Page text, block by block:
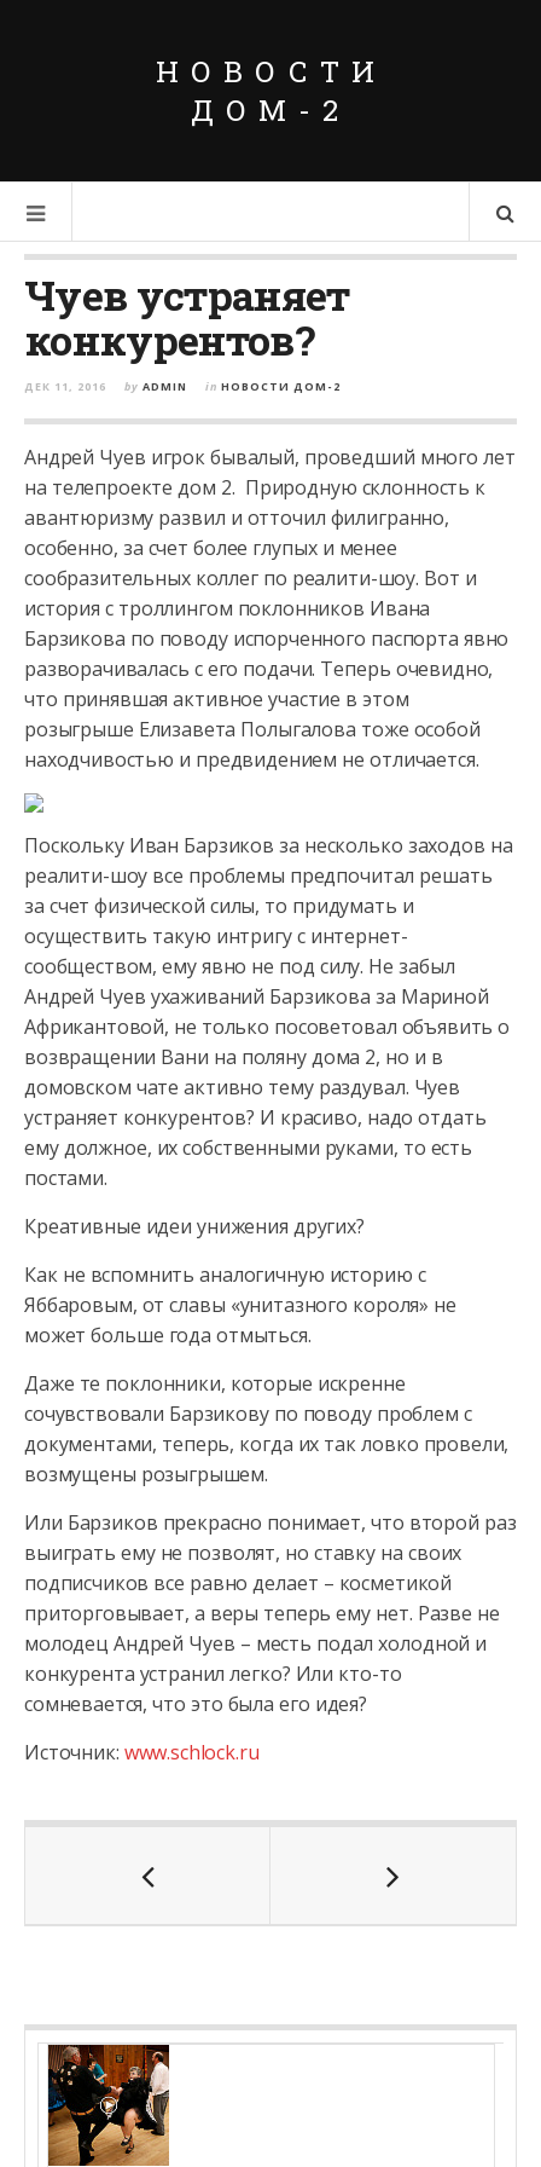
НОВОСТИ
ДОМ-2
Чуев устраняет
конкурентов?
ДЕК 11, 2016 by ADMIN in НОВОСТИ ДОМ-2
Андрей Чуев игрок бывалый, проведший много лет
на телепроекте дом 2. Природную склонность к
авантюризму развил и отточил филигранно,
особенно, за счет более глупых и менее
сообразительных коллег по реалити-шоу. Вот и
история с троллингом поклонников Ивана
Барзикова по поводу испорченного паспорта явно
разворачивалась с его подачи. Теперь очевидно,
что принявшая активное участие в этом
розыгрыше Елизавета Полыгалова тоже особой
находчивостью и предвидением не отличается.
Поскольку Иван Барзиков за несколько заходов на
реалити-шоу все проблемы предпочитал решать
за счет физической силы, то придумать и
осуществить такую интригу с интернет-
сообществом, ему явно не под силу. Не забыл
Андрей Чуев ухаживаний Барзикова за Мариной
Африкантовой, не только посоветовал объявить о
возвращении Вани на поляну дома 2, но и в
домовском чате активно тему раздувал. Чуев
устраняет конкурентов? И красиво, надо отдать
ему должное, их собственными руками, то есть
постами.
Креативные идеи унижения других?
Как не вспомнить аналогичную историю с
Яббаровым, от славы «унитазного короля» не
может больше года отмыться.
Даже те поклонники, которые искренне
сочувствовали Барзикову по поводу проблем с
документами, теперь, когда их так ловко провели,
возмущены розыгрышем.
Или Барзиков прекрасно понимает, что второй раз
выиграть ему не позволят, но ставку на своих
подписчиков все равно делает – косметикой
приторговывает, а веры теперь ему нет. Разве не
молодец Андрей Чуев – месть подал холодной и
конкурента устранил легко? Или кто-то
сомневается, что это была его идея?
Источник: www.schlock.ru